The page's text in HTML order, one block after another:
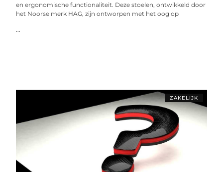
en ergonomische functionaliteit. Deze stoelen, ontwikkeld door
het Noorse merk HAG, zijn ontworpen met het oog op
...
ZAKELIJK